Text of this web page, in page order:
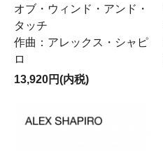
オブ・ウィンド・アンド・
タッチ
作曲：アレックス・シャピ
ロ
13,920円(内税)